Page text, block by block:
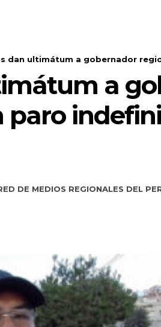
dan ultimátum a gobernador
a
paro
DE MEDIOS REGIONALES DEL